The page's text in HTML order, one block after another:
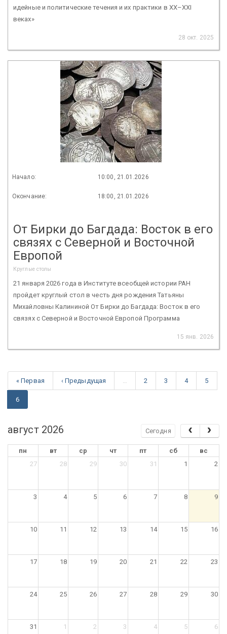
идейные и политические течения и их практики в XX–XXI
веках»
28 окт. 2025
Начало: 10:00, 21.01.2026
Окончание: 18:00, 21.01.2026
От Бирки до Багдада: Восток в его
связях с Северной и Восточной
Европой
Круглые столы
21 января 2026 года в Институте всеобщей истории РАН
пройдет круглый стол в честь дня рождения Татьяны
Михайловны Калининой От Бирки до Багдада: Восток в его
связях с Северной и Восточной Европой Программа
15 янв. 2026
« Первая ‹ Предыдущая 2 3 4 5
6
август 2026 Сегодня
пн вт ср чт пт сб
вс
27
28 29 30 31 1 2
3 4 5 6 7 8 9
10 11 12 13 14 15 16
17 18 19 20 21 22 23
24 25 26 27 28 29 30
31 1 2 3 4 5 6